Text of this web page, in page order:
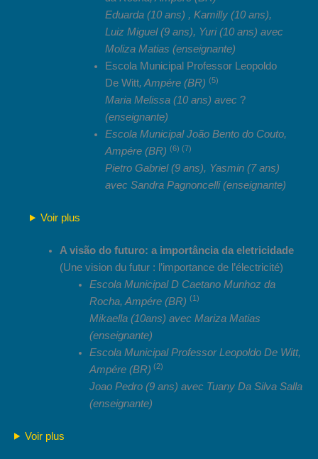
Eduarda (10 ans) , Kamilly (10 ans),
Luiz Miguel (9 ans), Yuri (10 ans) avec
Moliza Matias (enseignante)
Escola Municipal Professor Leopoldo
De Witt, Ampére (BR) (5)
Maria Melissa (10 ans) avec ?
(enseignante)
Escola Municipal João Bento do Couto,
Ampére (BR) (6) (7)
Pietro Gabriel (9 ans), Yasmin (7 ans)
avec Sandra Pagnoncelli (enseignante)
Voir plus
A visão do futuro: a importância da eletricidade
(Une vision du futur : l’importance de l’électricité)
Escola Municipal D Caetano Munhoz da
Rocha, Ampére (BR) (1)
Mikaella (10ans) avec Mariza Matias
(enseignante)
Escola Municipal Professor Leopoldo De Witt,
Ampére (BR) (2)
Joao Pedro (9 ans) avec Tuany Da Silva Salla
(enseignante)
Voir plus